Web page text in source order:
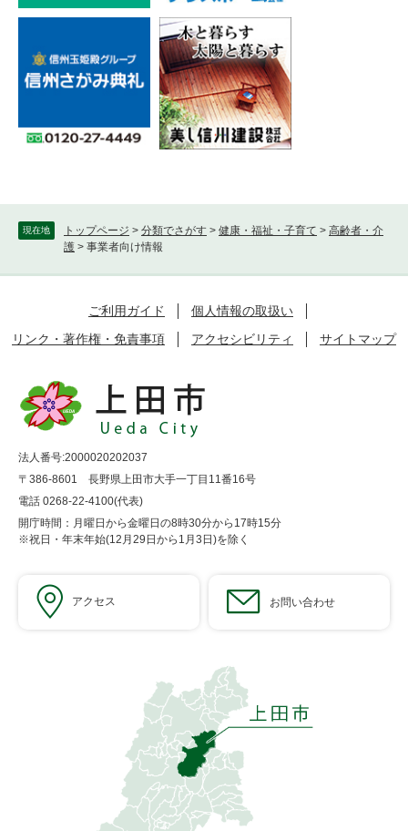
現在地 トップページ > 分類でさがす > 健康・福祉・子育て > 高齢者・介
護 > 事業者向け情報
ご利用ガイド
個人情報の取扱い
リンク・著作権・免責事項
アクセシビリティ サイトマップ
法人番号:2000020202037
〒386-8601 長野県上田市大手一丁目11番16号
電話 0268-22-4100(代表)
開庁時間：月曜日から金曜日の8時30分から17時15分
※祝日・年末年始(12月29日から1月3日)を除く
アクセス お問い合わせ